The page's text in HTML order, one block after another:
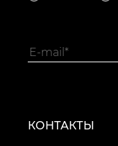
КОНТАКТЫ